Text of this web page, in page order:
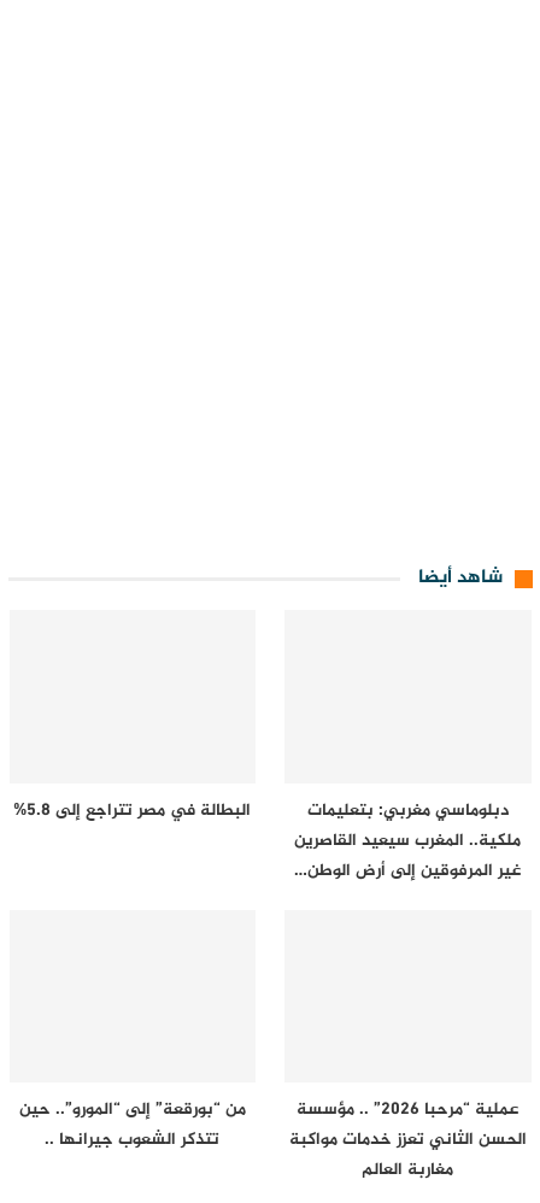
شاهد أيضا
دبلوماسي مغربي: بتعليمات
ملكية.. المغرب سيعيد القاصرين
غير المرفوقين إلى أرض الوطن…
البطالة في مصر تتراجع إلى 5.8%
عملية “مرحبا 2026” .. مؤسسة
الحسن الثاني تعزز خدمات مواكبة
مغاربة العالم
من “بورقعة” إلى “المورو”.. حين
تتذكر الشعوب جيرانها ..